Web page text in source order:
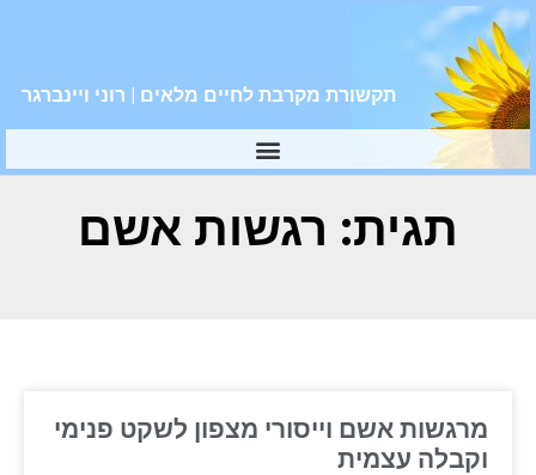
תקשורת מקרבת לחיים מלאים | רוני ויינברגר
תגית: רגשות אשם
מרגשות אשם וייסורי מצפון לשקט פנימי
וקבלה עצמית